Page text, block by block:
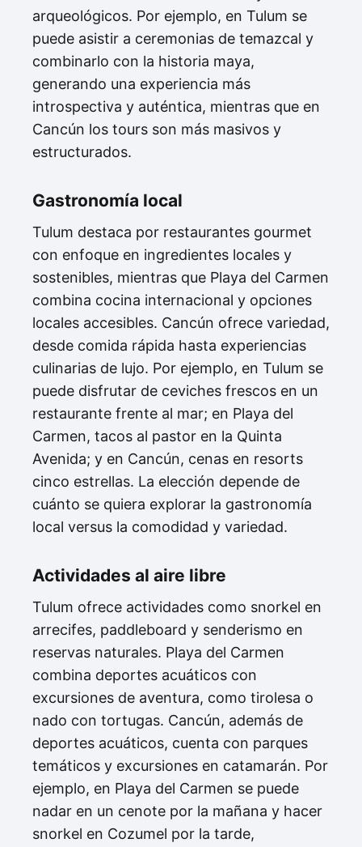
arqueológicos. Por ejemplo, en Tulum se
puede asistir a ceremonias de temazcal y
combinarlo con la historia maya,
generando una experiencia más
introspectiva y auténtica, mientras que en
Cancún los tours son más masivos y
estructurados.
Gastronomía local
Tulum destaca por restaurantes gourmet
con enfoque en ingredientes locales y
sostenibles, mientras que Playa del Carmen
combina cocina internacional y opciones
locales accesibles. Cancún ofrece variedad,
desde comida rápida hasta experiencias
culinarias de lujo. Por ejemplo, en Tulum se
puede disfrutar de ceviches frescos en un
restaurante frente al mar; en Playa del
Carmen, tacos al pastor en la Quinta
Avenida; y en Cancún, cenas en resorts
cinco estrellas. La elección depende de
cuánto se quiera explorar la gastronomía
local versus la comodidad y variedad.
Actividades al aire libre
Tulum ofrece actividades como snorkel en
arrecifes, paddleboard y senderismo en
reservas naturales. Playa del Carmen
combina deportes acuáticos con
excursiones de aventura, como tirolesa o
nado con tortugas. Cancún, además de
deportes acuáticos, cuenta con parques
temáticos y excursiones en catamarán. Por
ejemplo, en Playa del Carmen se puede
nadar en un cenote por la mañana y hacer
snorkel en Cozumel por la tarde,